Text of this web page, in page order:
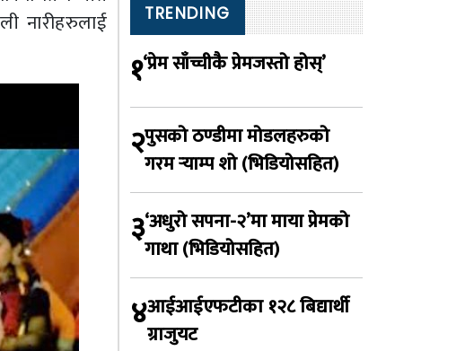
नारीहरुलाई
TRENDING
१‘प्रेम साँच्चीकै प्रेमजस्तो होस्’
२पुसको ठण्डीमा मोडलहरुको
गरम र्‍याम्प शो (भिडियोसहित)
३‘अधुरो सपना-२’मा माया प्रेमको
गाथा (भिडियोसहित)
४आईआईएफटीका १२८ बिद्यार्थी
ग्राजुयट